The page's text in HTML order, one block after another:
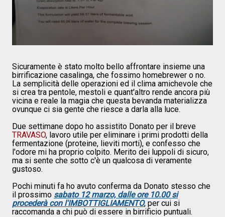
Sicuramente è stato molto bello affrontare insieme una
birrificazione casalinga, che fossimo homebrewer o no.
La semplicità delle operazioni ed il clima amichevole che
si crea tra pentole, mestoli e quant'altro rende ancora più
vicina e reale la magia che questa bevanda materializza
ovunque ci sia gente che riesce a darla alla luce.
Due settimane dopo ho assistito Donato per il breve
TRAVASO, lavoro utile per eliminare i primi prodotti della
fermentazione (proteine, lieviti morti), e confesso che
l'odore mi ha proprio colpito. Merito dei luppoli di sicuro,
ma si sente che sotto c'è un qualcosa di veramente
gustoso.
Pochi minuti fa ho avuto conferma da Donato stesso che
il prossimo sabato 12 marzo, dalle ore 10.00 si
procederà con l'IMBOTTIGLIAMENTO, per cui si
raccomanda a chi può di essere in birrificio puntuali.